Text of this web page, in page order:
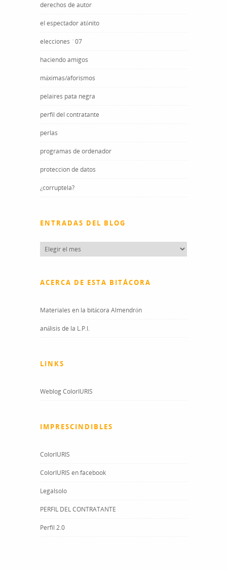
derechos de autor
el espectador atónito
elecciones ´07
haciendo amigos
máximas/aforismos
pelaires pata negra
perfil del contratante
perlas
programas de ordenador
proteccion de datos
¿corruptela?
ENTRADAS DEL BLOG
Entradas
del
ACERCA DE ESTA BITÁCORA
Materiales en la bitácora Almendrón
análisis de la L.P.I.
LINKS
Weblog ColorIURIS
IMPRESCINDIBLES
ColorIURIS
ColorIURIS en facebook
Legalsolo
PERFIL DEL CONTRATANTE
Perfil 2.0